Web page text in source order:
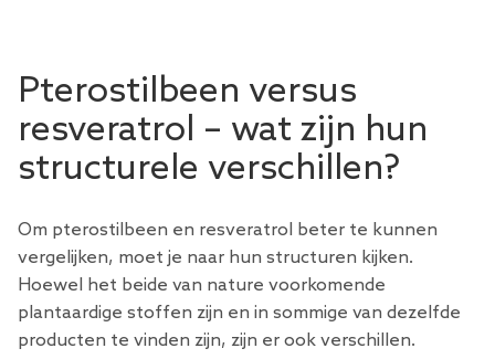
Pterostilbeen versus
resveratrol – wat zijn hun
structurele verschillen?
Om pterostilbeen en resveratrol beter te kunnen
vergelijken, moet je naar hun structuren kijken.
Hoewel het beide van nature voorkomende
plantaardige stoffen zijn en in sommige van dezelfde
producten te vinden zijn, zijn er ook verschillen.